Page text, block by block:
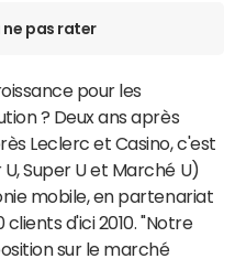
ne pas rater
pour les
? Deux ans après
Leclerc et Casino, c'est
Super U et Marché U)
mobile, en partenariat
d'ici 2010. "Notre
sur le marché